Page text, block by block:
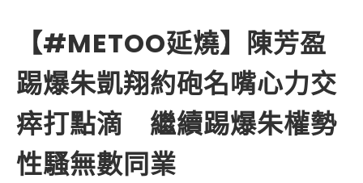
【#METOO延燒】陳芳盈
踢爆朱凱翔約砲名嘴心力交
瘁打點滴 繼續踢爆朱權勢
性騷無數同業